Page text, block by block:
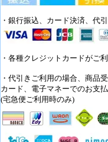
・銀行振込、カード決済、代
・各種クレジットカードがご
・代引きご利用の場合、商品
カード、電子マネーでのお支
(宅急便ご利用時のみ)